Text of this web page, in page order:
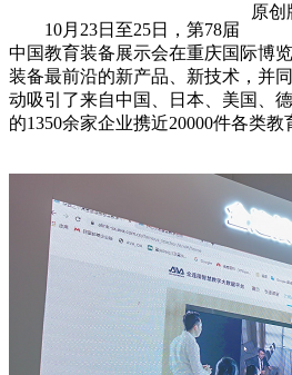
原创
10月23日至25日，第78届
中国教育装备展示会在重庆国际博
装备最前沿的新产品、新技术，并
动吸引了来自中国、日本、美国、
的1350余家企业携近20000件各类教